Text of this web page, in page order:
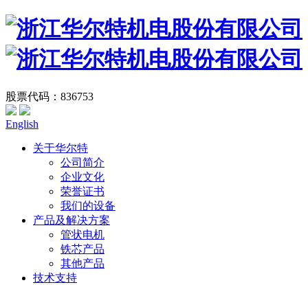
股票代码：836753
English
关于华尔特
公司简介
企业文化
荣誉证书
我们的设备
产品及解决方案
管状电机
铁芯产品
其他产品
技术支持